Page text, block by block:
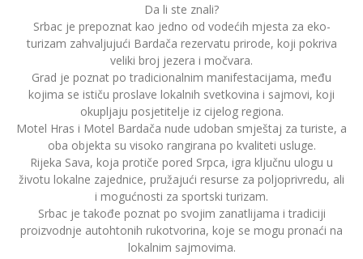
Da li ste znali?
Srbac je prepoznat kao jedno od vodećih mjesta za eko-
turizam zahvaljujući Bardača rezervatu prirode, koji pokriva
veliki broj jezera i močvara.
Grad je poznat po tradicionalnim manifestacijama, među
kojima se ističu proslave lokalnih svetkovina i sajmovi, koji
okupljaju posjetitelje iz cijelog regiona.
Motel Hras i Motel Bardača nude udoban smještaj za turiste, a
oba objekta su visoko rangirana po kvaliteti usluge.
Rijeka Sava, koja protiče pored Srpca, igra ključnu ulogu u
životu lokalne zajednice, pružajući resurse za poljoprivredu, ali
i mogućnosti za sportski turizam.
Srbac je takođe poznat po svojim zanatlijama i tradiciji
proizvodnje autohtonih rukotvorina, koje se mogu pronaći na
lokalnim sajmovima.